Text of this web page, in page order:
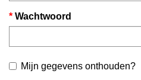
Wachtwoord
Mijn gegevens onthouden?